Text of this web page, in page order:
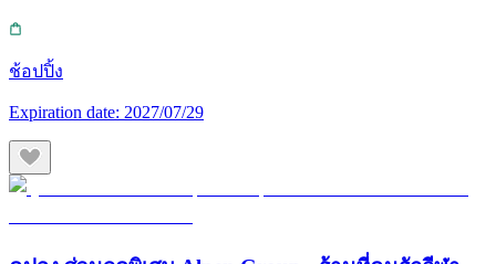
ช้อปปิ้ง
Expiration date: 2027/07/29